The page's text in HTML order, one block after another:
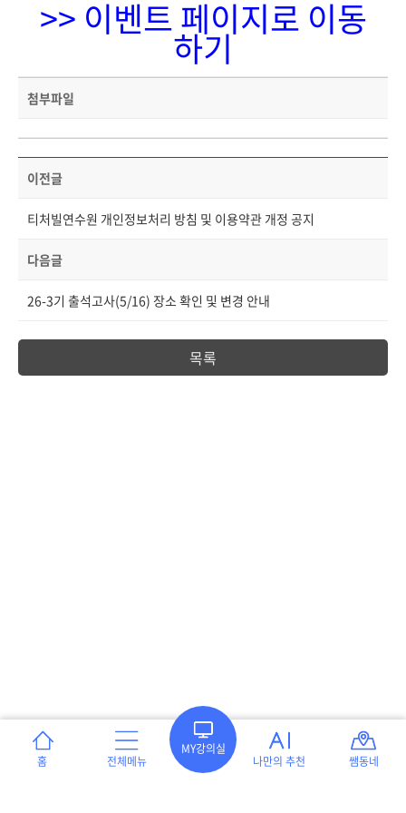
>> 이벤트 페이지로 이동
하기
첨부파일
이전글
티처빌연수원 개인정보처리 방침 및 이용약관 개정 공지
다음글
26-3기 출석고사(5/16) 장소 확인 및 변경 안내
목록
홈 전체메뉴
MY강의실
나만의 추천
쌤동네